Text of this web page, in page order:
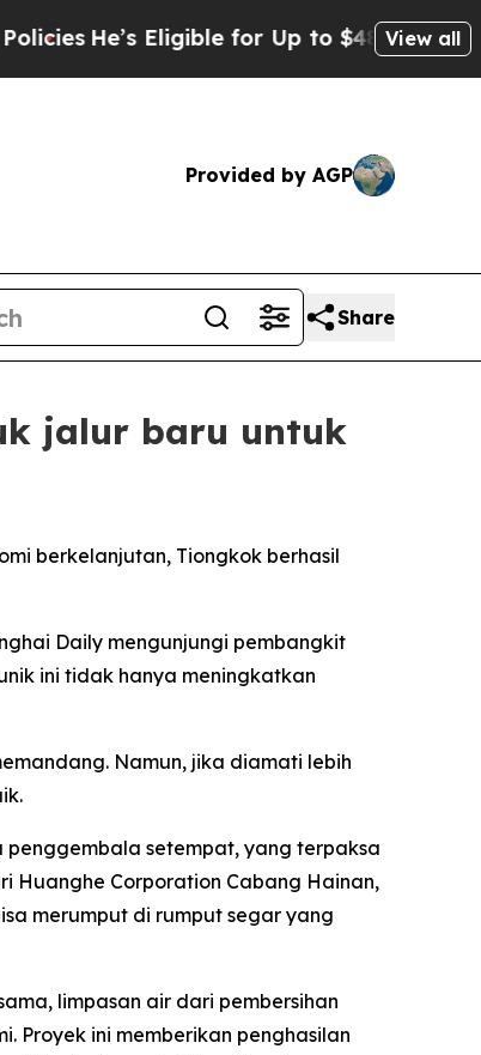
Eligible for Up to $480,000 After Being
View all
Provided by AGP
Share
jalur baru untuk
berkelanjutan, Tiongkok berhasil
Daily mengunjungi pembangkit
ini tidak hanya meningkatkan
Namun, jika diamati lebih
setempat, yang terpaksa
Huanghe Corporation Cabang Hainan,
merumput di rumput segar yang
limpasan air dari pembersihan
Proyek ini memberikan penghasilan